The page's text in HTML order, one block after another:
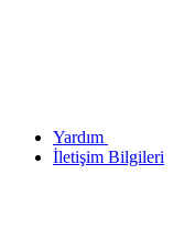
Yardım
İletişim Bilgileri